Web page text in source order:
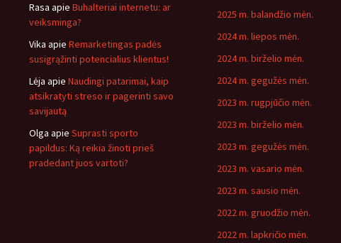
Rasa apie Buhalteriai internetu: ar
veiksminga?
Vika apie Remarketingas padės
susigrąžinti potencialius klientus!
Lėja apie Naudingi patarimai, kaip
atsikratyti streso ir pagerinti savo
savijautą
Olga apie Suprasti sporto
papildus: Ką reikia žinoti prieš
pradedant juos vartoti?
2025 m. balandžio mėn.
2024 m. liepos mėn.
2024 m. birželio mėn.
2024 m. gegužės mėn.
2023 m. rugpjūčio mėn.
2023 m. birželio mėn.
2023 m. gegužės mėn.
2023 m. vasario mėn.
2023 m. sausio mėn.
2022 m. gruodžio mėn.
2022 m. lapkričio mėn.